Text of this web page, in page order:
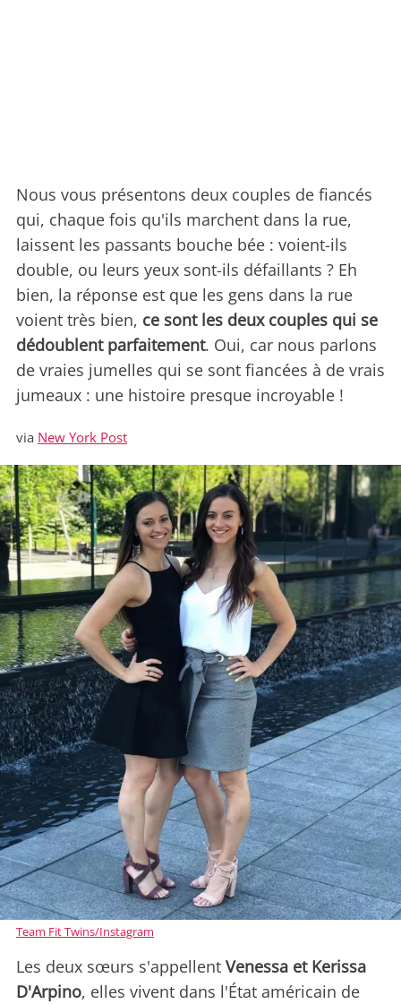
Nous vous présentons deux couples de fiancés
qui, chaque fois qu'ils marchent dans la rue,
laissent les passants bouche bée : voient-ils
double, ou leurs yeux sont-ils défaillants ? Eh
bien, la réponse est que les gens dans la rue
voient très bien, ce sont les deux couples qui se
dédoublent parfaitement. Oui, car nous parlons
de vraies jumelles qui se sont fiancées à de vrais
jumeaux : une histoire presque incroyable !
via New York Post
Team Fit Twins/Instagram
Les deux sœurs s'appellent Venessa et Kerissa
D'Arpino, elles vivent dans l'État américain de